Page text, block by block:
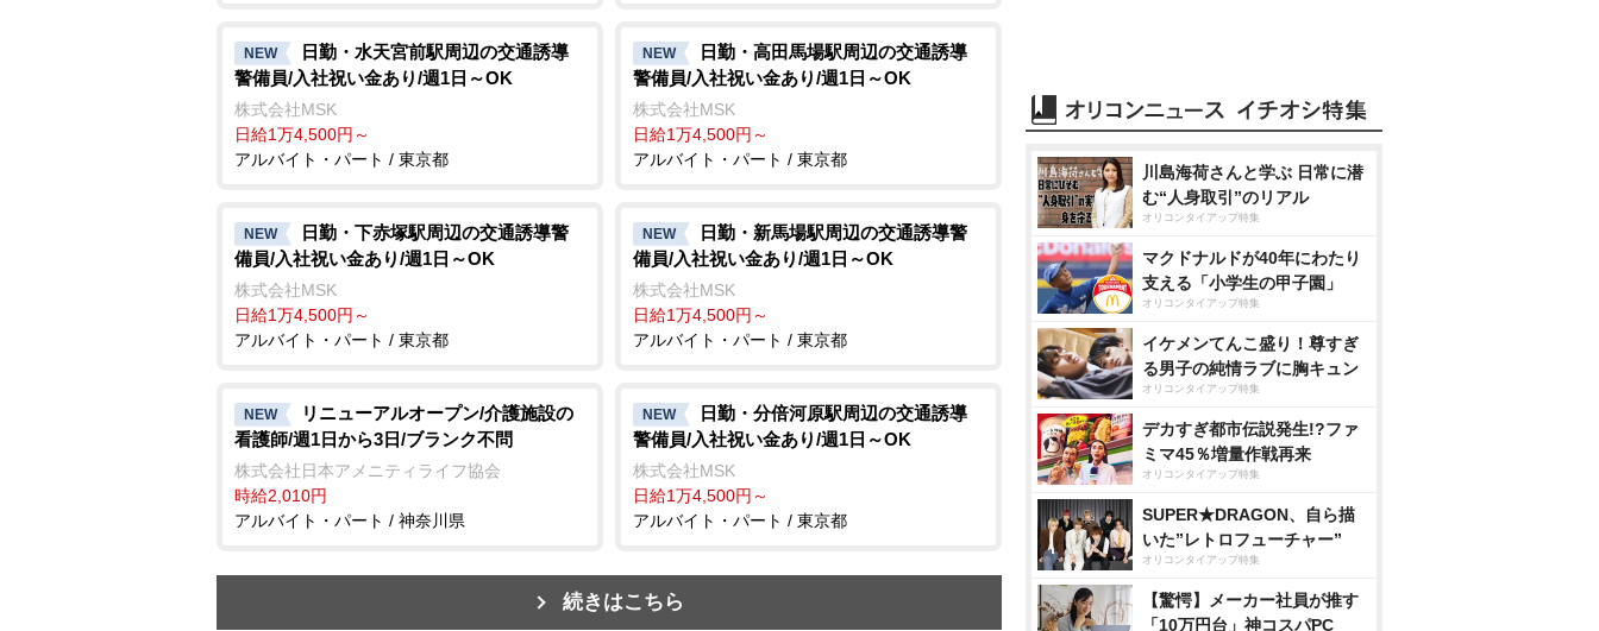
NEW
日勤・水天宮前駅周辺の交通誘導
警備員/入社祝い金あり/週1日～OK
株式会社MSK
日給1万4,500円～
アルバイト・パート / 東京都
NEW
日勤・高田馬場駅周辺の交通誘導
警備員/入社祝い金あり/週1日～OK
株式会社MSK
日給1万4,500円～
アルバイト・パート / 東京都
NEW
日勤・下赤塚駅周辺の交通誘導警
備員/入社祝い金あり/週1日～OK
株式会社MSK
日給1万4,500円～
アルバイト・パート / 東京都
NEW
日勤・新馬場駅周辺の交通誘導警
備員/入社祝い金あり/週1日～OK
株式会社MSK
日給1万4,500円～
アルバイト・パート / 東京都
NEW
リニューアルオープン/介護施設の
看護師/週1日から3日/ブランク不問
株式会社日本アメニティライフ協会
時給2,010円
アルバイト・パート / 神奈川県
NEW
日勤・分倍河原駅周辺の交通誘導
警備員/入社祝い金あり/週1日～OK
株式会社MSK
日給1万4,500円～
アルバイト・パート / 東京都
続きはこちら
川島海荷さんと学ぶ 日常に潜
む“人身取引”のリアル
オリコンタイアップ特集
マクドナルドが40年にわたり
支える「小学生の甲子園」
オリコンタイアップ特集
イケメンてんこ盛り！尊すぎ
る男子の純情ラブに胸キュン
オリコンタイアップ特集
デカすぎ都市伝説発生!?ファ
ミマ45％増量作戦再来
オリコンタイアップ特集
SUPER★DRAGON、自ら描
いた”レトロフューチャー”
オリコンタイアップ特集
【驚愕】メーカー社員が推す
「10万円台」神コスパPC